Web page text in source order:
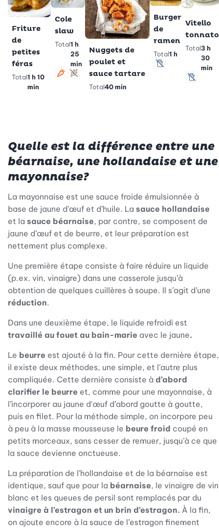
Friture
de
petites
féras
Total1 h 10
min
Cole
slaw
Total1 h
25
min
Végétarien
Sans gluten
Nuggets de
poulet et
sauce tartare
Total40 min
Burger
de
ramen
Total1 h
sans lactose
Vitello
tonnato
Total3 h
30
min
sans
Quelle est la différence entre une
béarnaise, une hollandaise et une
mayonnaise?
La mayonnaise est une sauce froide émulsionnée à
base de jaune d’œuf et d’huile. La sauce hollandaise
et la sauce béarnaise, par contre, se composent de
jaune d’œuf et de beurre, et leur préparation est
nettement plus complexe.
Une première étape consiste à faire réduire un liquide
(p.ex. vin, vinaigre) dans une casserole jusqu’à
obtention de quelques cuillères à soupe. Il s’agit d’une
réduction.
Dans une deuxième étape, le liquide refroidi est
travaillé au fouet au bain-marie avec le jaune.
Le beurre est ajouté à la fin. Pour cette dernière étape,
il existe deux méthodes, une simple, et l’autre plus
compliquée. Cette dernière consiste à d’abord
clarifier le beurre et, comme pour une mayonnaise, à
l’incorporer au jaune d'œuf d’abord goutte à goutte,
puis en filet. Pour la méthode simple, on incorpore peu
à peu à la masse mousseuse le beure froid coupé en
petits morceaux, sans cesser de remuer, jusqu’à ce que
la sauce devienne onctueuse.
La préparation de l’hollandaise et de la béarnaise est
identique, sauf que pour la béarnaise, le vinaigre de vin
blanc et les queues de persil sont remplacés par du
vinaigre à l’estragon et un brin d’estragon. À la fin,
on ajoute encore à la sauce de l’estragon finement